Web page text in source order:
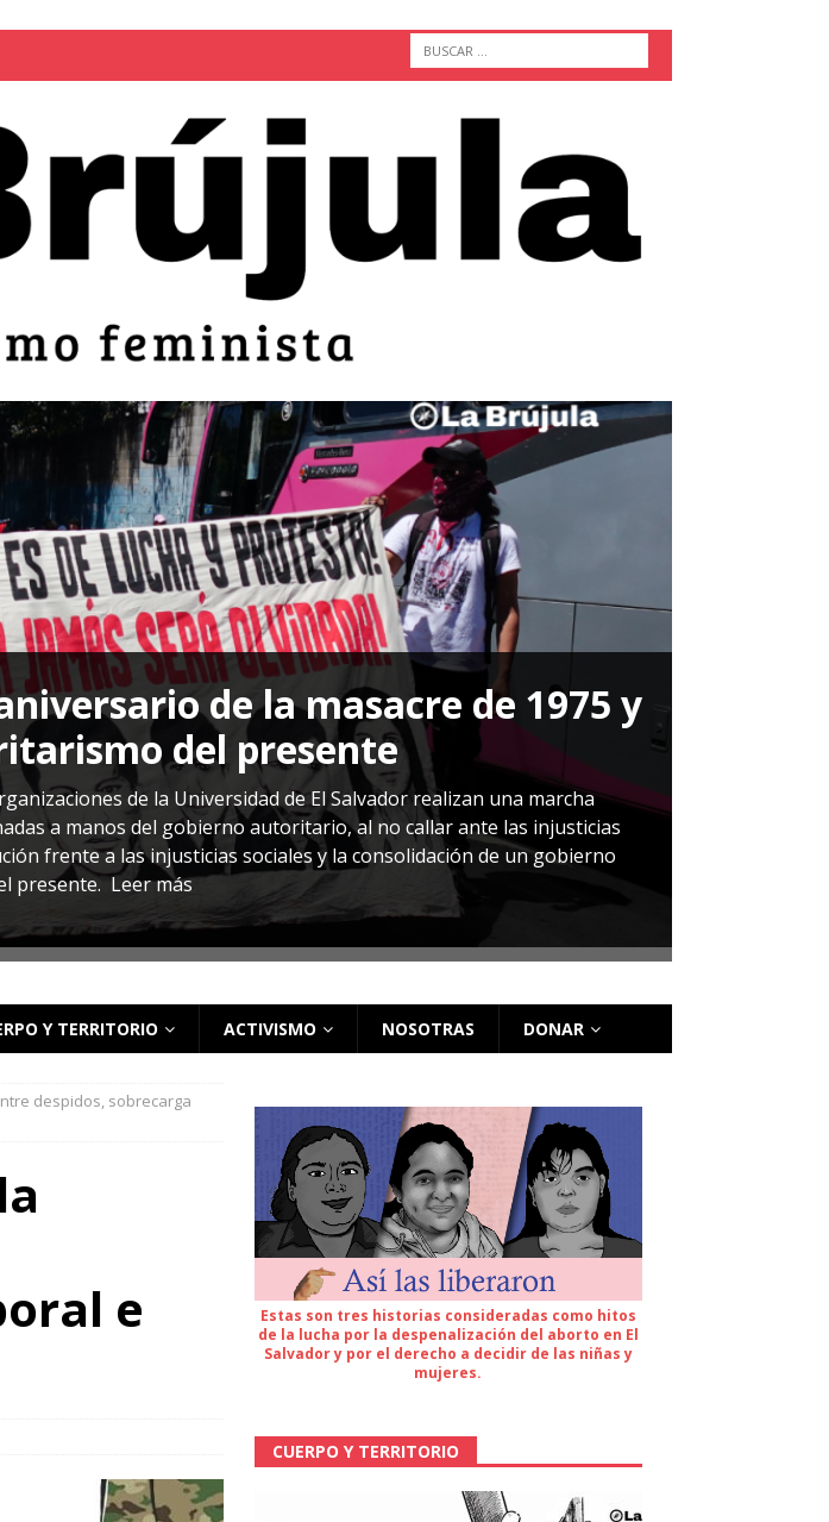
desaparece del territorio
1975 y denuncian el
víctima del régimen de
para 2027
ACTUALIDAD
de la masacre de 1975 y
del presente
de la Universidad de El Salvador realizan una marcha
a manos del gobierno autoritario, al no callar ante las injusticias
frente a las injusticias sociales y la consolidación de un gobierno
presente.Leer más
Y TERRITORIO ACTIVISMO NOSOTRAS DONAR
despidos, sobrecarga
e
Estas son tres historias consideradas como hitos
de la lucha por la despenalización del aborto en El
Salvador y por el derecho a decidir de las niñas y
mujeres.
CUERPO Y TERRITORIO